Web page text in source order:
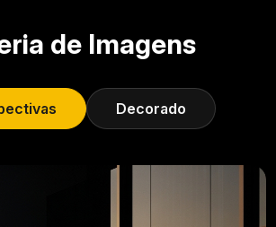
de Imagens
Decorado